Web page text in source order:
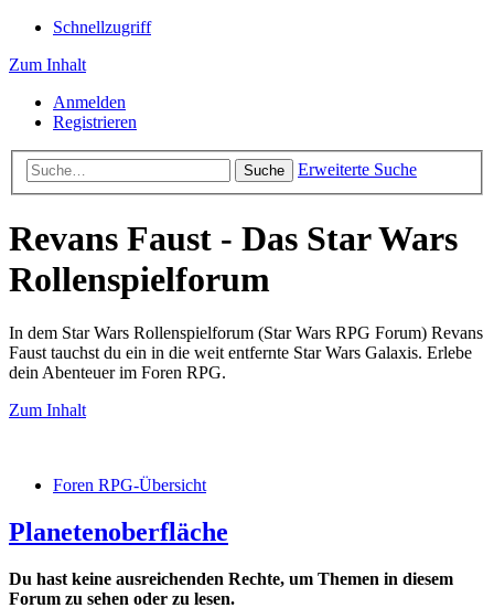
Schnellzugriff
Zum Inhalt
Anmelden
Registrieren
Suche Erweiterte Suche
Revans Faust - Das Star Wars
Rollenspielforum
In dem Star Wars Rollenspielforum (Star Wars RPG Forum) Revans
Faust tauchst du ein in die weit entfernte Star Wars Galaxis. Erlebe
dein Abenteuer im Foren RPG.
Zum Inhalt
Foren RPG-Übersicht
Planetenoberfläche
Du hast keine ausreichenden Rechte, um Themen in diesem
Forum zu sehen oder zu lesen.